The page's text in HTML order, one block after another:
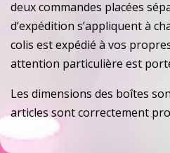
deux commandes placées
d’expédition s’appliquent à
colis est expédié à vos
attention particulière est
Les dimensions des boîtes
articles sont correctement